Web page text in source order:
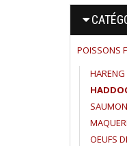
POISSONS
HARENG
OEUFS